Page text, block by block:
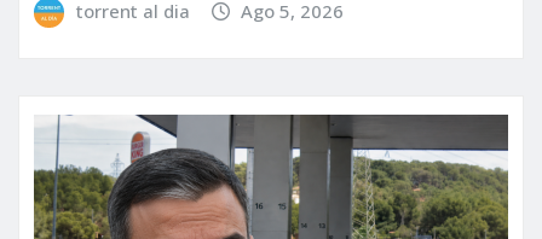
torrent al dia Ago 5, 2026